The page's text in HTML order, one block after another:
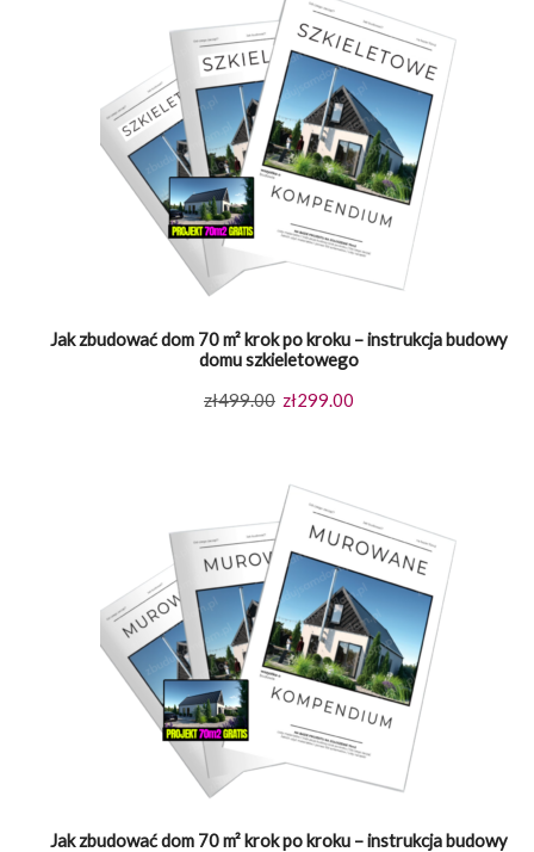
do
zł4,999.00
Jak zbudować dom 70 m² krok po kroku – instrukcja budowy
domu szkieletowego
zł499.00 Pierwotna
zł499.00.
zł299.00
Jak zbudować dom 70 m² krok po kroku – instrukcja budowy